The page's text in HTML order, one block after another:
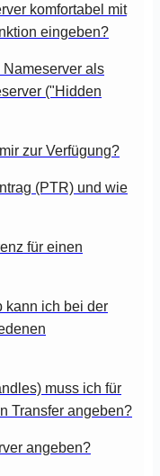
komfortabel mit
eingeben?
als
("Hidden
zur Verfügung?
(PTR) und wie
für einen
kann ich bei der
muss ich für
Transfer angeben?
angeben?